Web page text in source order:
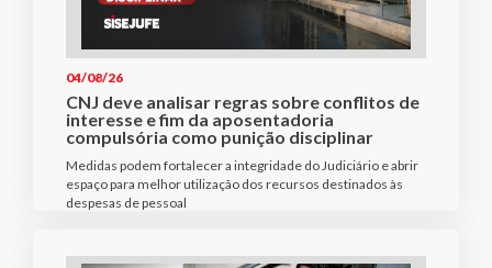
04/08/26
CNJ deve analisar regras sobre conflitos de
interesse e fim da aposentadoria
compulsória como punição disciplinar
Medidas podem fortalecer a integridade do Judiciário e abrir
espaço para melhor utilização dos recursos destinados às
despesas de pessoal